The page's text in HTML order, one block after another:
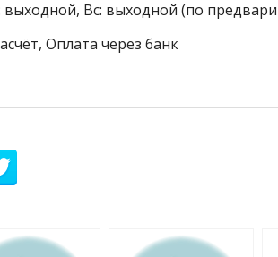
выходной, Вс: выходной (по
Оплата через банк